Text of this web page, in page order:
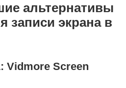
альтернативы
записи экрана в
Vidmore Screen